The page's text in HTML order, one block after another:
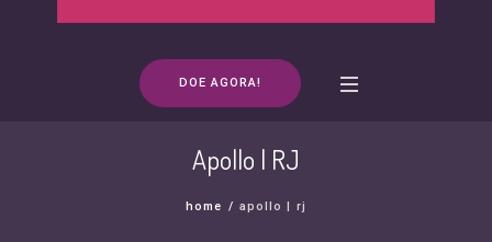
DOE AGORA!
Apollo | RJ
home / apollo | rj